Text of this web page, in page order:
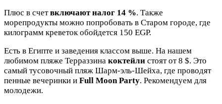
Плюс в счетвключают налог 14 %. Также
морепродукты можно попробовать в Старом городе, где
килограмм креветок обойдется 150 EGP.
Есть в Египте и заведения классом выше. На нашем
любимом пляже Терраззина коктейли стоят от 8 $. Это
самый тусовочный пляж Шарм-эль-Шейха, где проводят
пенные вечеринки и Full Moon Party. Рекомендуем для
молодежи.